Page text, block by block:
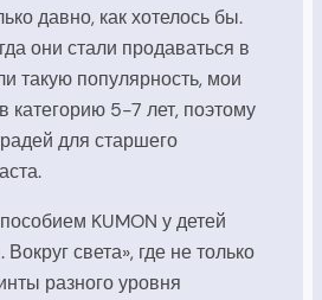
давно, как хотелось бы.
они стали продаваться в
такую популярность, мои
категорию 5-7 лет, поэтому
для старшего
KUMON у детей
света», где не только
разного уровня